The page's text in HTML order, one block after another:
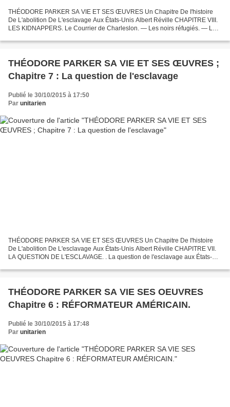
THÉODORE PARKER SA VIE ET SES ŒUVRES Un Chapitre De I'histoire
De L'abolition De L'esclavage Aux États-Unis Albert Réville CHAPITRE VIII.
LES KIDNAPPERS. Le Courrier de Charleslon. — Les noirs réfugiés. — Les
THÉODORE PARKER SA VIE ET SES ŒUVRES ;
Chapitre 7 : La question de l'esclavage
Publié le 30/10/2015 à 17:50
Par unitarien
THÉODORE PARKER SA VIE ET SES ŒUVRES Un Chapitre De I'histoire
De L'abolition De L'esclavage Aux États-Unis Albert Réville CHAPITRE VII.
LA QUESTION DE L'ESCLAVAGE. . La question de l'esclavage aux États-
THÉODORE PARKER SA VIE SES OEUVRES
Chapitre 6 : RÉFORMATEUR AMÉRICAIN.
Publié le 30/10/2015 à 17:48
Par unitarien